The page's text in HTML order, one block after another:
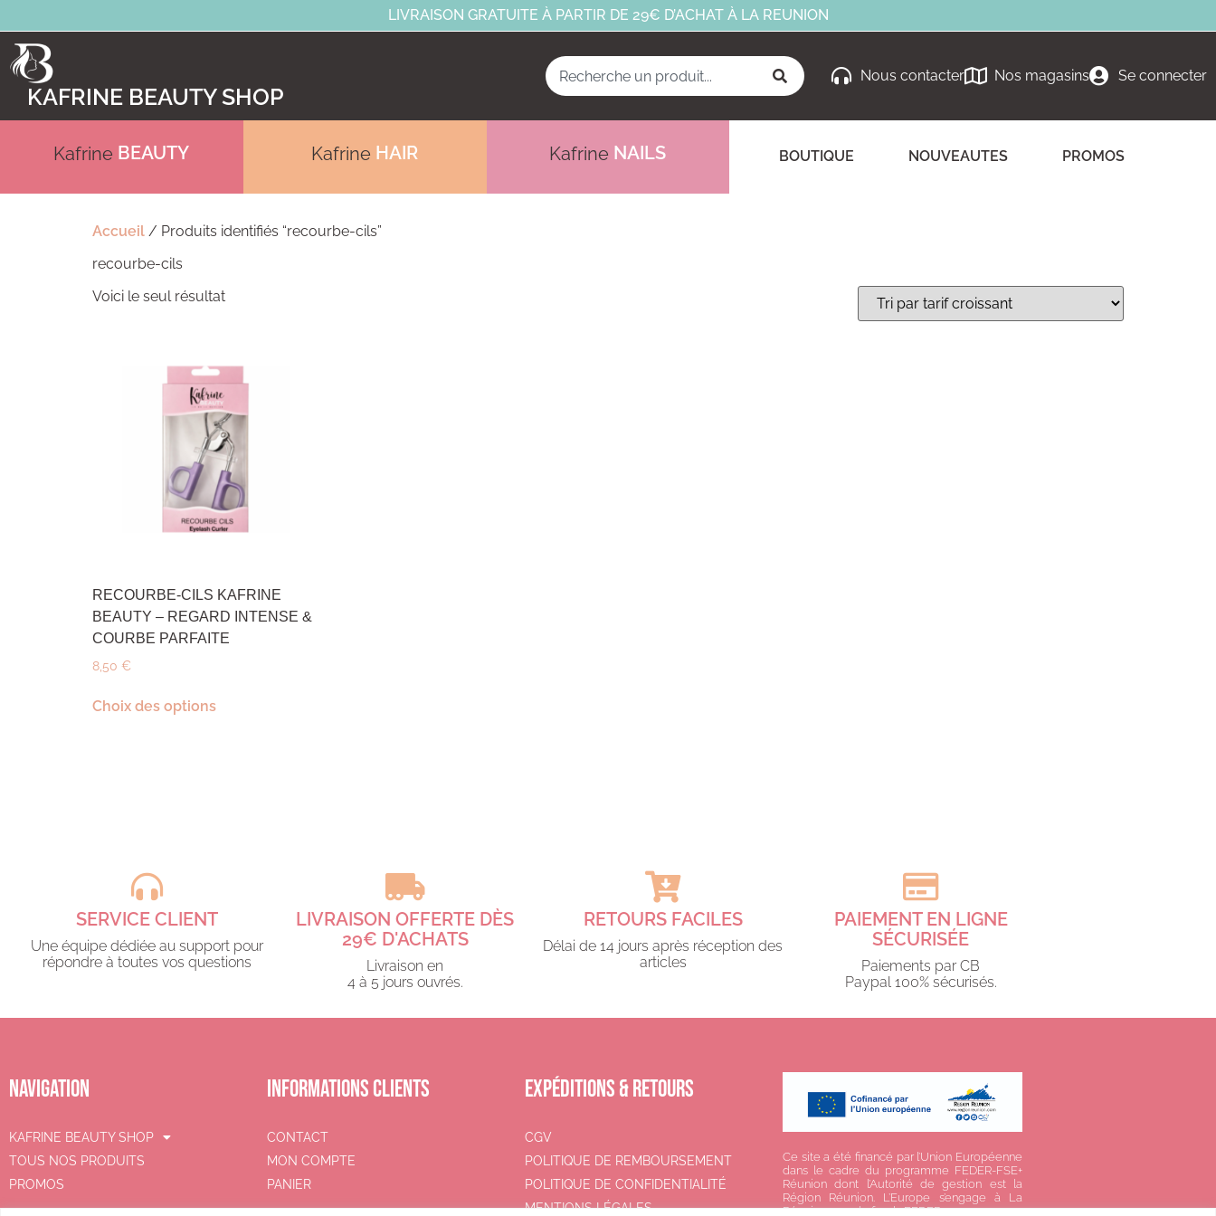
LIVRAISON GRATUITE À PARTIR DE 29€ D’ACHAT À LA REUNION
KAFRINE BEAUTY SHOP
Nous contacter Nos magasins Se connecter
Kafrine BEAUTY Kafrine HAIR Kafrine NAILS BOUTIQUE NOUVEAUTES PROMOS
Accueil / Produits identifiés “recourbe-cils”
recourbe-cils
Voici le seul résultat
RECOURBE-CILS KAFRINE
BEAUTY – REGARD INTENSE &
COURBE PARFAITE
8,50 €
Choix des options
SERVICE CLIENT
Une équipe dédiée au support pour
répondre à toutes vos questions​
LIVRAISON OFFERTE DÈS
29€ D'ACHATS​
Livraison en
4 à 5 jours ouvrés.​
RETOURS FACILES
Délai de 14 jours après réception des
articles
PAIEMENT EN LIGNE
SÉCURISÉE
Paiements par CB
Paypal 100% sécurisés.​
NAVIGATION
KAFRINE BEAUTY SHOP
TOUS NOS PRODUITS
PROMOS
INFORMATIONS CLIENTS
CONTACT
MON COMPTE
PANIER
EXPÉDITIONS & RETOURS
CGV
POLITIQUE DE REMBOURSEMENT
POLITIQUE DE CONFIDENTIALITÉ
MENTIONS LÉGALES
Ce site a été financé par l’Union Européenne
dans le cadre du programme FEDER-FSE+
Réunion dont l’Autorité de gestion est la
Région Réunion. L’Europe s’engage à La
Réunion avec le fonds FEDER.